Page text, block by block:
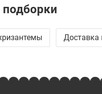
Доставка